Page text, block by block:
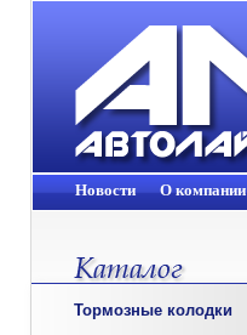
Новости О компании
Тормозные колодки